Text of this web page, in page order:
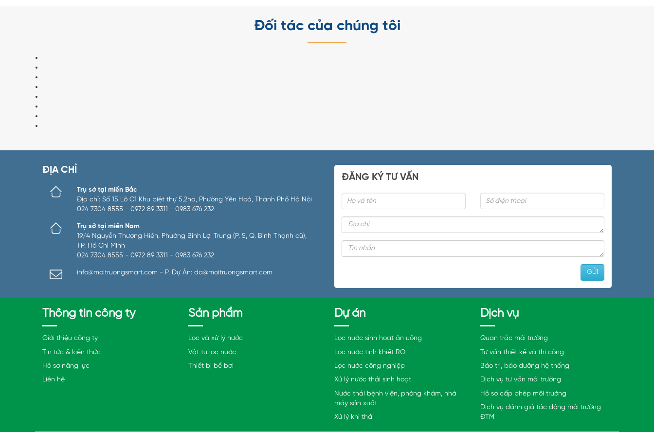
Đối tác của chúng tôi
ĐỊA CHỈ
Trụ sở tại miền Bắc
Địa chỉ: Số 15 Lô C1 Khu biệt thự 5,2ha, Phường Yên Hoà, Thành Phố Hà Nội
024 7304 8555 - 0972 89 3311 - 0983 676 232
Trụ sở tại miền Nam
19/4 Nguyễn Thượng Hiền, Phường Bình Lợi Trung (P. 5, Q. Bình Thạnh cũ),
TP. Hồ Chí Minh
024 7304 8555 - 0972 89 3311 - 0983 676 232
info@moitruongsmart.com - P. Dự Án: da@moitruongsmart.com
ĐĂNG KÝ TƯ VẤN
Thông tin công ty
Giới thiệu công ty
Tin tức & kiến thức
Hồ sơ năng lực
Liên hệ
Sản phẩm
Lọc và xử lý nước
Vật tư lọc nước
Thiết bị bể bơi
Dự án
Lọc nước sinh hoạt ăn uống
Lọc nước tinh khiết RO
Lọc nước công nghiệp
Xử lý nước thải sinh hoạt
Nước thải bệnh viện, phòng khám, nhà
máy sản xuất
Xử lý khí thải
Dịch vụ
Quan trắc môi trường
Tư vấn thiết kế và thi công
Bảo trì, bảo dưỡng hệ thống
Dịch vụ tư vấn môi trường
Hồ sơ cấp phép môi trường
Dịch vụ đánh giá tác động môi trường
ĐTM